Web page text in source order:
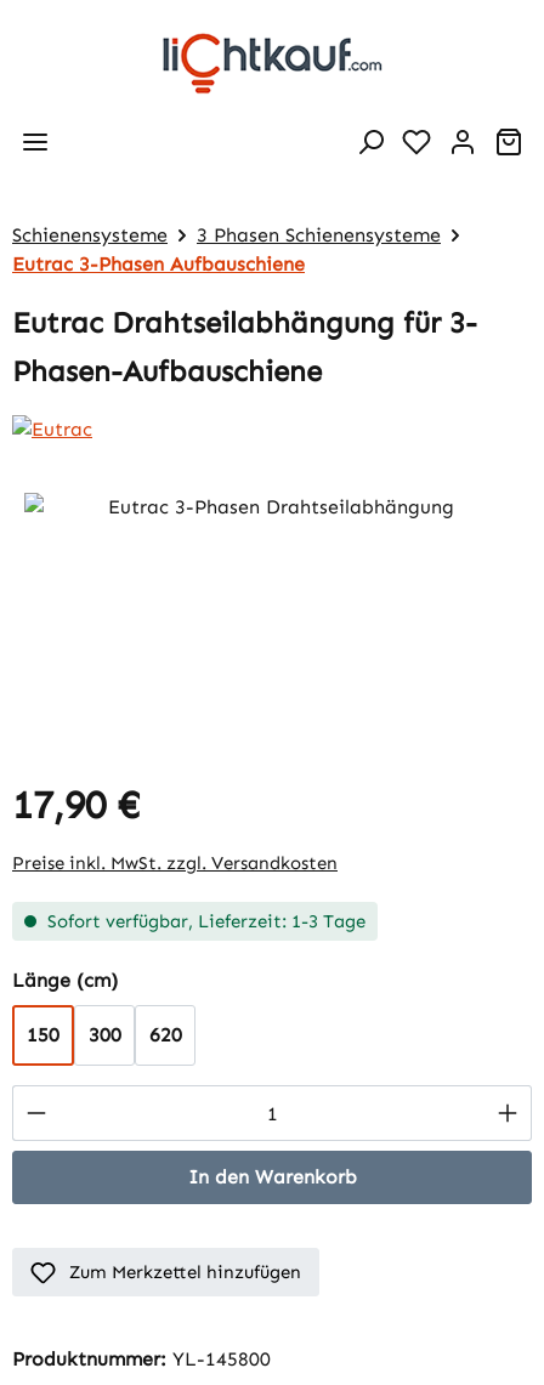
Zum Hauptinhalt springen
Schienensysteme
3 Phasen Schienensysteme
Eutrac 3-Phasen Aufbauschiene
Eutrac Drahtseilabhängung für 3-
Phasen-Aufbauschiene
Bildergalerie überspringen
Regulärer Preis:
17,90 €
Preise inkl. MwSt. zzgl. Versandkosten
Sofort verfügbar, Lieferzeit: 1-3 Tage
Länge (cm)auswählen
150 300 620
Produkt Anzahl: Gib den gewünschten
In den Warenkorb
Zum Merkzettel hinzufügen
Produktnummer: YL-145800